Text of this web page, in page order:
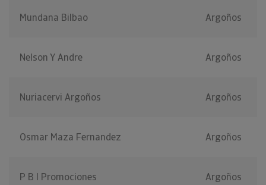
Mundana Bilbao Argoños
Nelson Y Andre Argoños
Nuriacervi Argoños Argoños
Osmar Maza Fernandez Argoños
P B I Promociones Argoños